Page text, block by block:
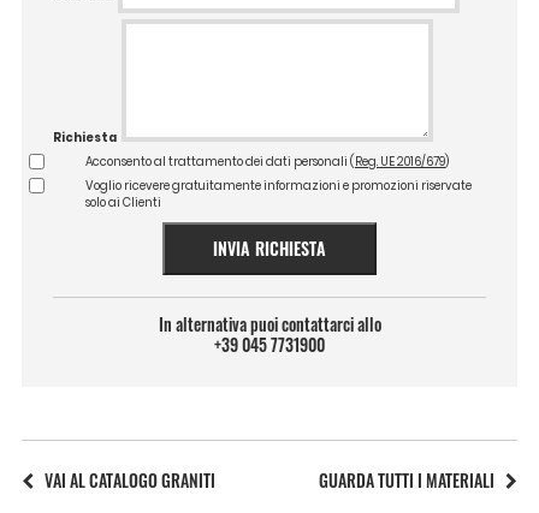
Richiesta
Acconsento al trattamento dei dati personali ( Reg. UE 2016/679)
Voglio ricevere gratuitamente informazioni e promozioni riservate
solo ai Clienti
INVIA RICHIESTA
In alternativa puoi contattarci allo
+39 045 7731900
VAI AL CATALOGO GRANITI GUARDA TUTTI I MATERIALI